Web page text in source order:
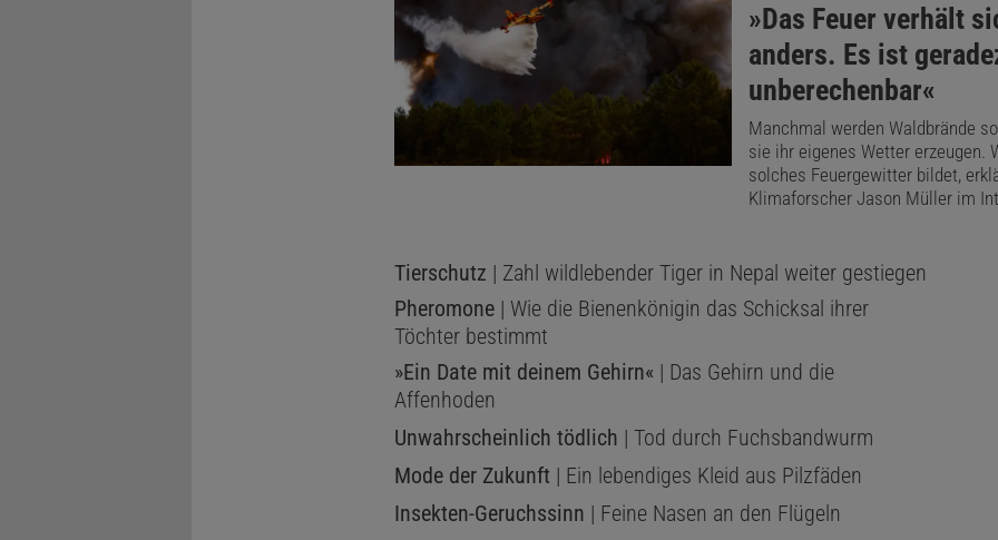
:
»Das Feuer verhält
anders. Es ist
unberechenbar«
Manchmal werden Waldbrände
sie ihr eigenes Wetter erzeugen.
solches Feuergewitter bildet,
Klimaforscher Jason Müller im
Tierschutz | Zahl wildlebender Tiger in Nepal weiter gestiegen
Pheromone| Wie die Bienenkönigin das Schicksal ihrer
Töchter bestimmt
»Ein Date mit deinem Gehirn« | Das Gehirn und die
Affenhoden
Unwahrscheinlich tödlich | Tod durch Fuchsbandwurm
Mode der Zukunft | Ein lebendiges Kleid aus Pilzfäden
Insekten-Geruchssinn | Feine Nasen an den Flügeln